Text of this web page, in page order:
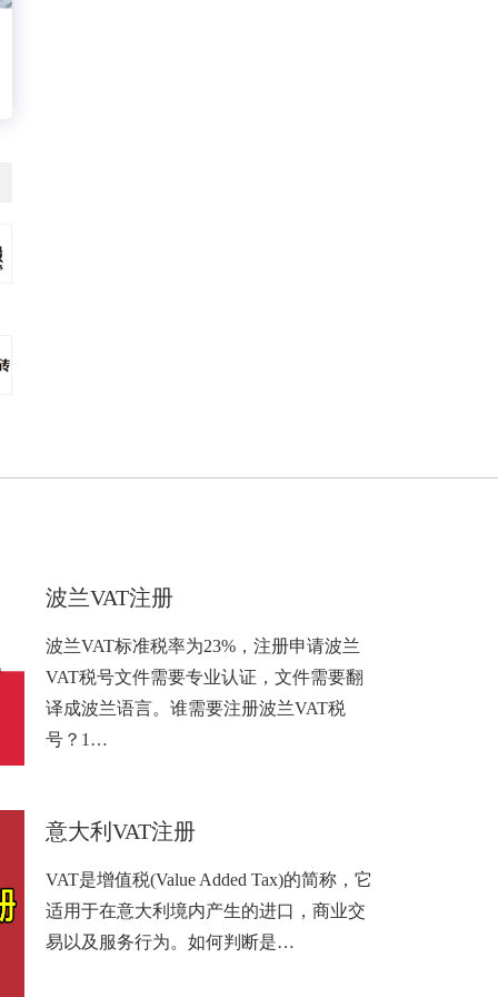
波兰VAT注册
波兰VAT标准税率为23%，注册申请波兰
VAT税号文件需要专业认证，文件需要翻
译成波兰语言。谁需要注册波兰VAT税
号？1…
意大利VAT注册
VAT是增值税(Value Added Tax)的简称，它
适用于在意大利境内产生的进口，商业交
易以及服务行为。如何判断是…